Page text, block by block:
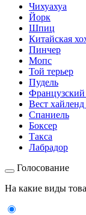
Чихуахуа
Йорк
Шпиц
Китайская
Пинчер
Мопс
Той терьер
Пудель
Французский
Вест хайленд
Спаниель
Боксер
Такса
Лабрадор
Голосование
На какие виды